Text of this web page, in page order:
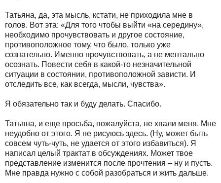
Татьяна, да, эта мысль, кстати, не приходила мне в
голов. Вот эта: «Для того чтобы выйти «на середину»,
необходимо прочувствовать и другое состояние,
противоположное тому, что было, только уже
сознательно. Именно прочувствовать, а не ментально
осознать. Повести себя в какой-то незначительной
ситуации в состоянии, противоположной зависти. И
отследить все, как всегда, мысли, чувства».
Я обязательно так и буду делать. Спасибо.
Татьяна, и еще просьба, пожалуйста, не хвали меня. Мне
неудобно от этого. Я не рисуюсь здесь. (Ну, может быть
совсем чуть-чуть, не удается от этого избавиться). Я
написал целый трактат в обсуждениях. Может твое
представление изменится после прочтения – ну и пусть.
Мне правда нужно с собой разобраться и жить дальше.